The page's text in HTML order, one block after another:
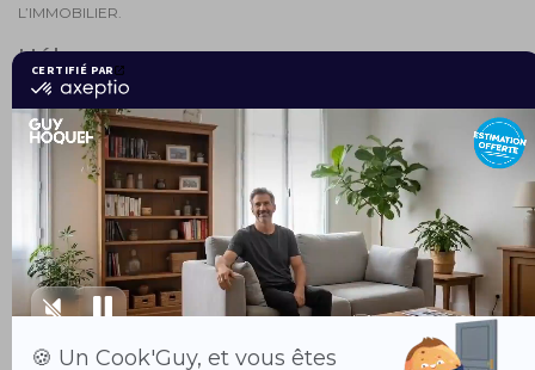
L’IMMOBILIER.
Hébergeur :
OVH
SAS au capital de 10 069 020 €
RCS Lille Métropole 424 761 419 00045
Code APE 2620Z
N° TVA : FR 22 424 761 419
Siège social : 2 rue Kellermann - 59100 Roubaix – France
Tel : +33 9 72 10 10 07
IMPERIUM:
Adresse Siège : IMPERIUM, 14 AV MAL DE LATTRE DE TASSIGNY 68100